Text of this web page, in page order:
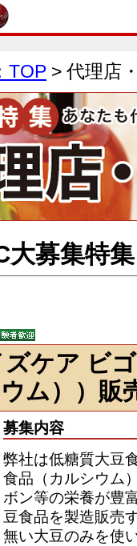
TOP > 代理店
大募集特
ズケア ビ
ム））販
募集内容
弊社は低糖質大豆
食品（カルシウム
ボン等の栄養が豊
豆食品を製造販売
無い大豆のみを使